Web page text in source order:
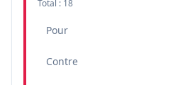
Total : 18
Pour
Contre